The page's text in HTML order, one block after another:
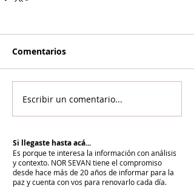
Comentarios
Escribir un comentario...
Si llegaste hasta acá...
Es porque te interesa la información con análisis
y contexto. NOR SEVAN tiene el compromiso
desde hace más de 20 años de informar para la
paz y cuenta con vos para renovarlo cada día.